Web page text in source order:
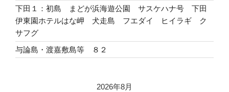
下田１：初島 まどが浜海遊公園 サスケハナ号 下田
伊東園ホテルはな岬 犬走島 フエダイ ヒイラギ ク
サフグ
与論島・渡嘉敷島等 ８２
2026年8月